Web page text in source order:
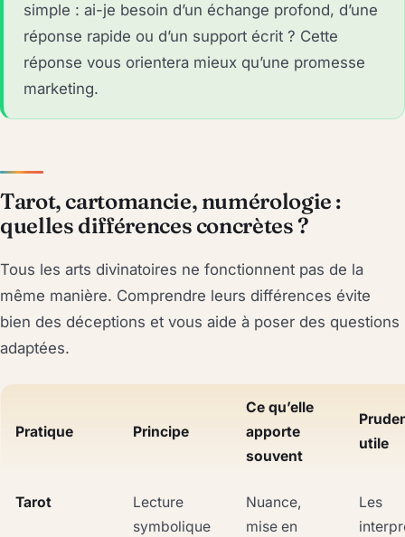
simple : ai-je besoin d’un échange profond, d’une
réponse rapide ou d’un support écrit ? Cette
réponse vous orientera mieux qu’une promesse
marketing.
Tarot, cartomancie, numérologie :
quelles différences concrètes ?
Tous les arts divinatoires ne fonctionnent pas de la
même manière. Comprendre leurs différences évite
bien des déceptions et vous aide à poser des questions
adaptées.
Pratique Principe
Ce qu’elle
apporte
souvent
utile
Tarot
Lecture
symbolique
Nuance,
mise en
Les